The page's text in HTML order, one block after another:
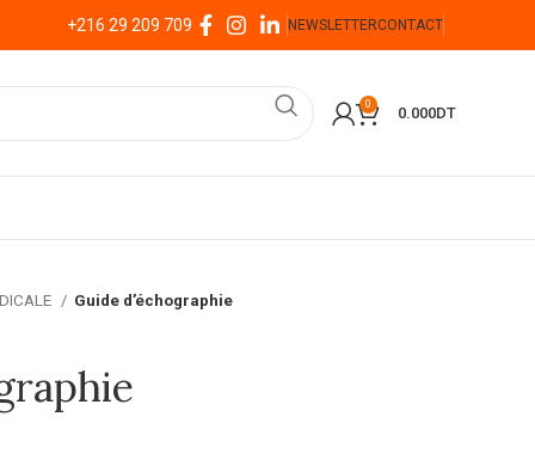
+216 29 209 709 NEWSLETTERCONTACT
0
0.000DT
Guide d’échographie